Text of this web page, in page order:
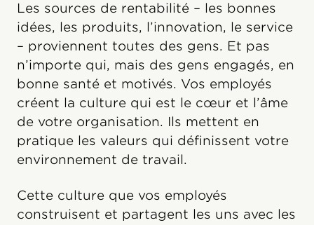
Les sources de rentabilité – les bonnes
idées, les produits, l’innovation, le service
– proviennent toutes des gens. Et pas
n’importe qui, mais des gens engagés, en
bonne santé et motivés. Vos employés
créent la culture qui est le cœur et l’âme
de votre organisation. Ils mettent en
pratique les valeurs qui définissent votre
environnement de travail.
Cette culture que vos employés
construisent et partagent les uns avec les